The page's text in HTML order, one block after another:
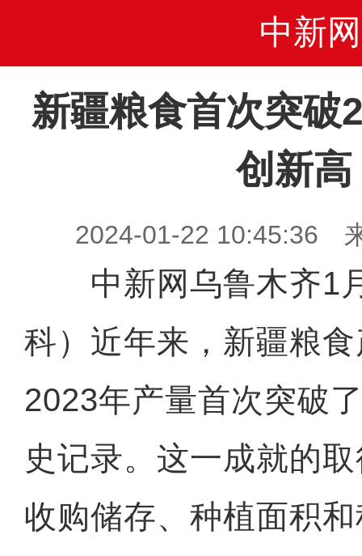
中新网
新疆粮食首次突破
创新高
2024-01-22 10:45:36
中新网乌鲁木齐1
科）近年来，新疆粮
2023年产量首次突破
史记录。这一成就的
收购储存、种植面积